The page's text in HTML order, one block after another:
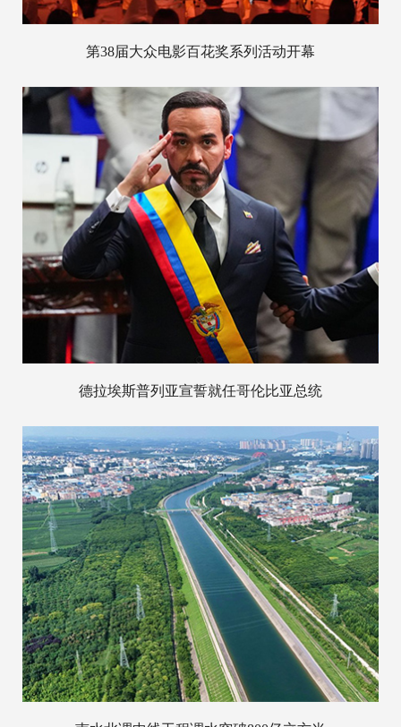
第38届大众电影百花奖系列活动开幕
德拉埃斯普列亚宣誓就任哥伦比亚总统